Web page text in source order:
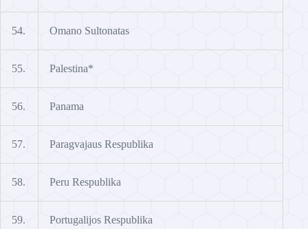
54. Omano Sultonatas
55. Palestina*
56. Panama
57. Paragvajaus Respublika
58. Peru Respublika
59. Portugalijos Respublika